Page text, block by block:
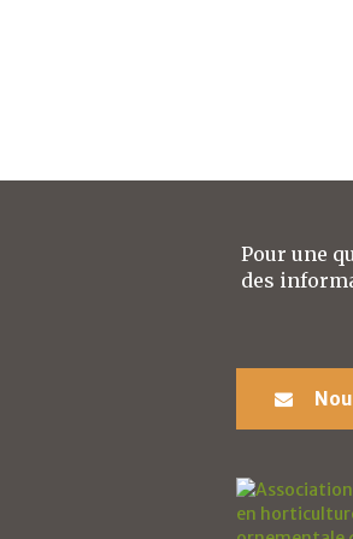
Pour une
des